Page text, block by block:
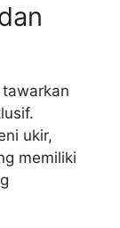
ukir,
memiliki